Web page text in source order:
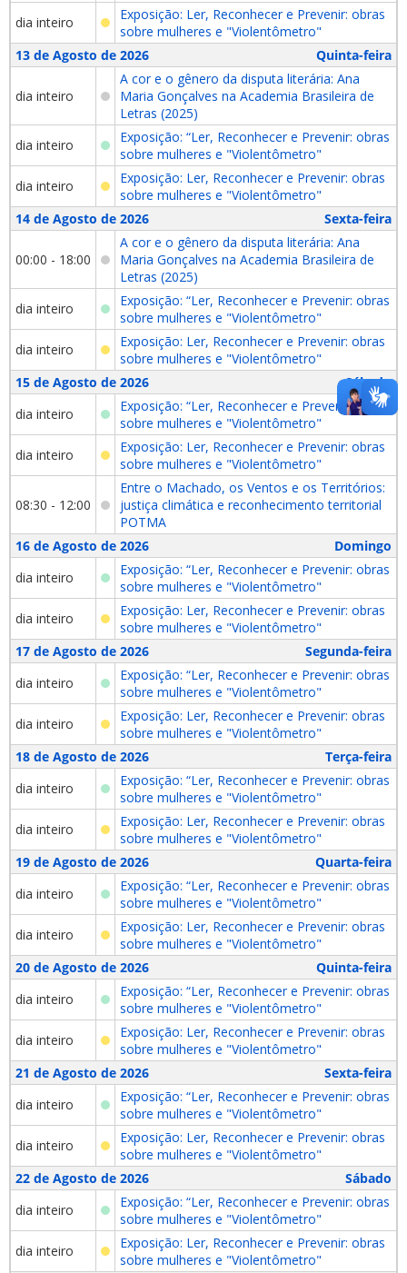
dia inteiro
Exposição: Ler, Reconhecer e Prevenir: obras
sobre mulheres e "Violentômetro"
13 de Agosto de 2026
Quinta-feira
dia inteiro
A cor e o gênero da disputa literária: Ana
Maria Gonçalves na Academia Brasileira de
Letras (2025)
dia inteiro
Exposição: “Ler, Reconhecer e Prevenir: obras
sobre mulheres e "Violentômetro"
dia inteiro
Exposição: Ler, Reconhecer e Prevenir: obras
sobre mulheres e "Violentômetro"
14 de Agosto de 2026
Sexta-feira
00:00 - 18:00
A cor e o gênero da disputa literária: Ana
Maria Gonçalves na Academia Brasileira de
Letras (2025)
dia inteiro
Exposição: “Ler, Reconhecer e Prevenir: obras
sobre mulheres e "Violentômetro"
dia inteiro
Exposição: Ler, Reconhecer e Prevenir: obras
sobre mulheres e "Violentômetro"
15 de Agosto de 2026
Sábado
dia inteiro
Exposição: “Ler, Reconhecer e Prevenir: obras
sobre mulheres e "Violentômetro"
dia inteiro
Exposição: Ler, Reconhecer e Prevenir: obras
sobre mulheres e "Violentômetro"
08:30 - 12:00
Entre o Machado, os Ventos e os Territórios:
justiça climática e reconhecimento territorial
POTMA
16 de Agosto de 2026
Domingo
dia inteiro
Exposição: “Ler, Reconhecer e Prevenir: obras
sobre mulheres e "Violentômetro"
dia inteiro
Exposição: Ler, Reconhecer e Prevenir: obras
sobre mulheres e "Violentômetro"
17 de Agosto de 2026
Segunda-feira
dia inteiro
Exposição: “Ler, Reconhecer e Prevenir: obras
sobre mulheres e "Violentômetro"
dia inteiro
Exposição: Ler, Reconhecer e Prevenir: obras
sobre mulheres e "Violentômetro"
18 de Agosto de 2026
Terça-feira
dia inteiro
Exposição: “Ler, Reconhecer e Prevenir: obras
sobre mulheres e "Violentômetro"
dia inteiro
Exposição: Ler, Reconhecer e Prevenir: obras
sobre mulheres e "Violentômetro"
19 de Agosto de 2026
Quarta-feira
dia inteiro
Exposição: “Ler, Reconhecer e Prevenir: obras
sobre mulheres e "Violentômetro"
dia inteiro
Exposição: Ler, Reconhecer e Prevenir: obras
sobre mulheres e "Violentômetro"
20 de Agosto de 2026
Quinta-feira
dia inteiro
Exposição: “Ler, Reconhecer e Prevenir: obras
sobre mulheres e "Violentômetro"
dia inteiro
Exposição: Ler, Reconhecer e Prevenir: obras
sobre mulheres e "Violentômetro"
21 de Agosto de 2026
Sexta-feira
dia inteiro
Exposição: “Ler, Reconhecer e Prevenir: obras
sobre mulheres e "Violentômetro"
dia inteiro
Exposição: Ler, Reconhecer e Prevenir: obras
sobre mulheres e "Violentômetro"
22 de Agosto de 2026
Sábado
dia inteiro
Exposição: “Ler, Reconhecer e Prevenir: obras
sobre mulheres e "Violentômetro"
dia inteiro
Exposição: Ler, Reconhecer e Prevenir: obras
sobre mulheres e "Violentômetro"